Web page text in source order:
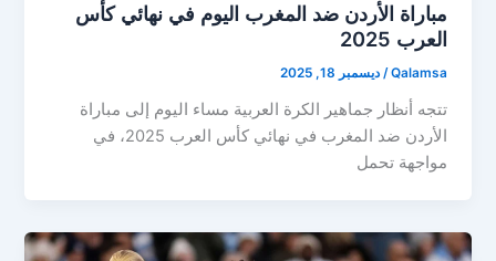
مباراة الأردن ضد المغرب اليوم في نهائي كأس
العرب 2025
Qalamsa
/ديسمبر 18, 2025
تتجه أنظار جماهير الكرة العربية مساء اليوم إلى مباراة
الأردن ضد المغرب في نهائي كأس العرب 2025، في
مواجهة تحمل